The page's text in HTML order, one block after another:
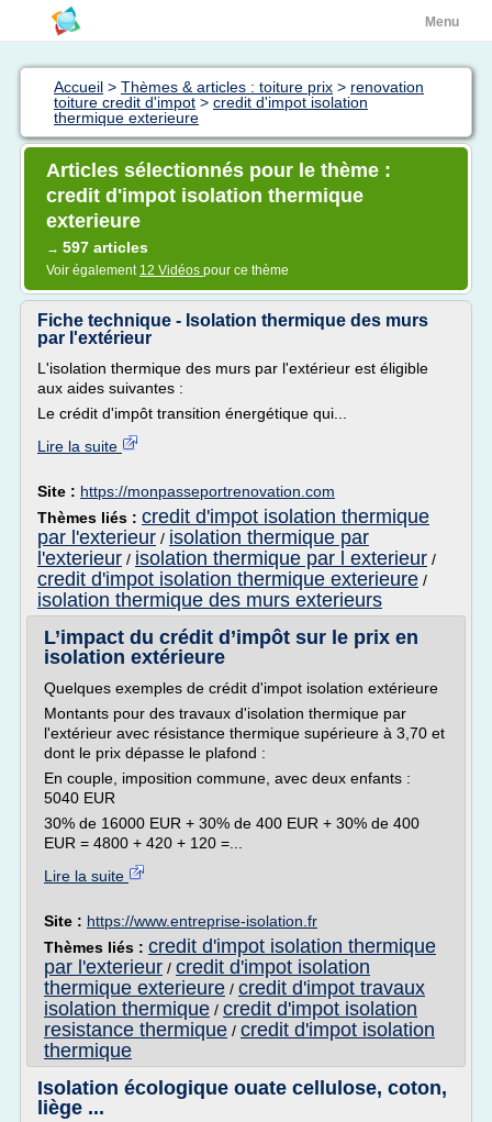
Menu
Accueil > Thèmes & articles : toiture prix > renovation
toiture credit d'impot > credit d'impot isolation
thermique exterieure
Articles sélectionnés pour le thème :
credit d'impot isolation thermique
exterieure
→ 597 articles
Voir également 12 Vidéos pour ce thème
Fiche technique - Isolation thermique des murs
par l'extérieur
L'isolation thermique des murs par l'extérieur est éligible
aux aides suivantes :
Le crédit d'impôt transition énergétique qui...
Lire la suite
Site : https://monpasseportrenovation.com
Thèmes liés : credit d'impot isolation thermique
par l'exterieur / isolation thermique par
l'exterieur / isolation thermique par l exterieur /
credit d'impot isolation thermique exterieure /
isolation thermique des murs exterieurs
L’impact du crédit d’impôt sur le prix en
isolation extérieure
Quelques exemples de crédit d'impot isolation extérieure
Montants pour des travaux d'isolation thermique par
l'extérieur avec résistance thermique supérieure à 3,70 et
dont le prix dépasse le plafond :
En couple, imposition commune, avec deux enfants :
5040 EUR
30% de 16000 EUR + 30% de 400 EUR + 30% de 400
EUR = 4800 + 420 + 120 =...
Lire la suite
Site : https://www.entreprise-isolation.fr
Thèmes liés : credit d'impot isolation thermique
par l'exterieur / credit d'impot isolation
thermique exterieure / credit d'impot travaux
isolation thermique / credit d'impot isolation
resistance thermique / credit d'impot isolation
thermique
Isolation écologique ouate cellulose, coton,
liège ...